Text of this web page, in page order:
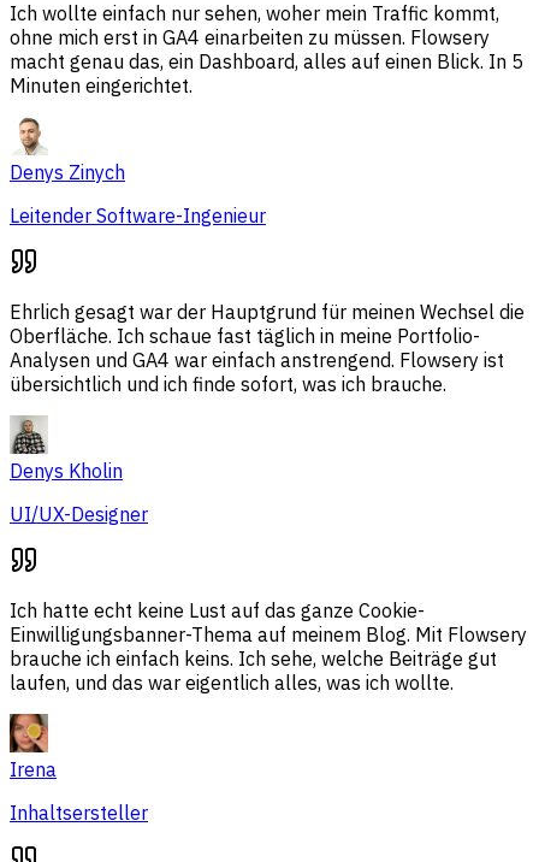
Ich wollte einfach nur sehen, woher mein Traffic kommt,
ohne mich erst in GA4 einarbeiten zu müssen. Flowsery
macht genau das, ein Dashboard, alles auf einen Blick. In 5
Minuten eingerichtet.
Denys Zinych
Leitender Software-Ingenieur
Ehrlich gesagt war der Hauptgrund für meinen Wechsel die
Oberfläche. Ich schaue fast täglich in meine Portfolio-
Analysen und GA4 war einfach anstrengend. Flowsery ist
übersichtlich und ich finde sofort, was ich brauche.
Denys Kholin
UI/UX-Designer
Ich hatte echt keine Lust auf das ganze Cookie-
Einwilligungsbanner-Thema auf meinem Blog. Mit Flowsery
brauche ich einfach keins. Ich sehe, welche Beiträge gut
laufen, und das war eigentlich alles, was ich wollte.
Irena
Inhaltsersteller